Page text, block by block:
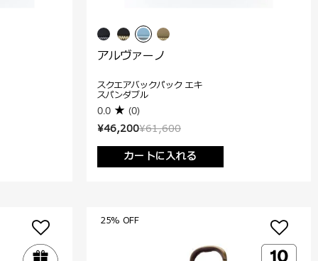
¥61,600
¥46,200
カートに入れる
アルヴァーノ
スクエアバックパック エキ
スパンダブル
0.0 (0)
25% OFF